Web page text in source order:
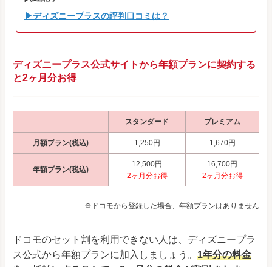
▶ディズニープラスの評判口コミは？
ディズニープラス公式サイトから年額プランに契約する
と2ヶ月分お得
スタンダード プレミアム
月額プラン(税込) 1,250円 1,670円
年額プラン(税込)
12,500円
2ヶ月分お得
16,700円
2ヶ月分お得
※ドコモから登録した場合、年額プランはありません
ドコモのセット割を利用できない人は、ディズニープラ
ス公式から年額プランに加入しましょう。 1年分の料金